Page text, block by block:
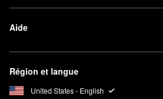
Aide
Région et langue
United States - English